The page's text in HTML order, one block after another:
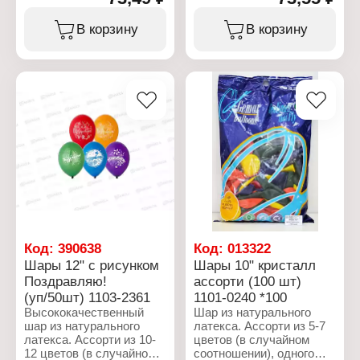
Материал: латекс
Тип товара: Воздушные
Размер: 12" (30 см)
Материал: латекс
Цветовая гамма: микс
Упаковка: в пакете
Размер упаковки:
16х9х0,5 см
В корзину
безопасного 100%-ного
натурального латекса. В
окружающей среде
безопасные компоненты
примерно с той-же
скоростью, как обычные
листья деревьев.
Характеристики:
Торговая марка: Веселая
затея
Артикул: 1111-0840
Тип товара: Воздушные
шары
Вариация: с рисунком
Дизайн: "С днем
Размер: 12" (30 см)
Количество в упаковке: 5
шт
Материал: латекс
В корзину
Код: 390638
Шары 12" с рисунком
Поздравляю!
(уп/50шт) 1103-2361
Высококачественный
шар из натурального
латекса. Ассорти из 10-
12 цветов (в случайном
Код:013322
Шары 10" кристалл
ассорти (100 шт)
1101-0240 *100
Шар из натурального
латекса. Ассорти из 5-7
цветов (в случайном
соотношении), одного